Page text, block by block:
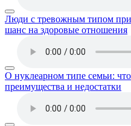
Люди с тревожным типом
шанс на здоровые отношения
О нуклеарном типе семьи:
преимущества и недостатки